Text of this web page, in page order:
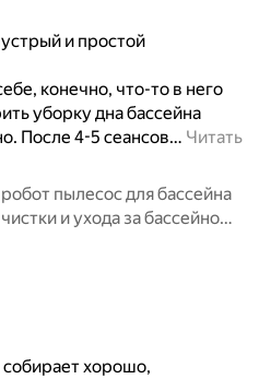
и простой
конечно, что-то в него
уборку дна бассейна
После 4-5 сеансов… Читать
пылесос для бассейна
и ухода за бассейном,
до 80 кв. м
хорошо,